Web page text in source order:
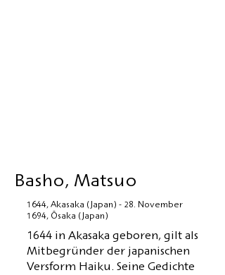
Basho, Matsuo
1644, Akasaka (Japan) - 28. November
1694, Ōsaka (Japan)
1644 in Akasaka geboren, gilt als
Mitbegründer der japanischen
Versform Haiku. Seine Gedichte